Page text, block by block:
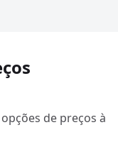
de preços à